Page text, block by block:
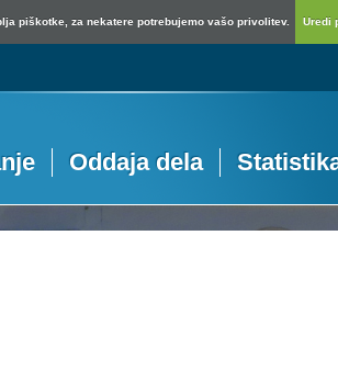
piškotke, za nekatere potrebujemo vašo privolitev. Uredi
Oddaja dela